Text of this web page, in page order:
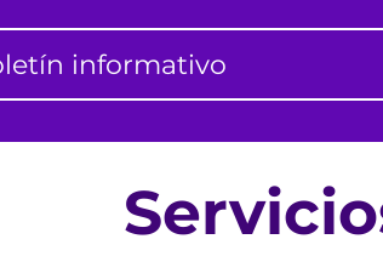
informativo